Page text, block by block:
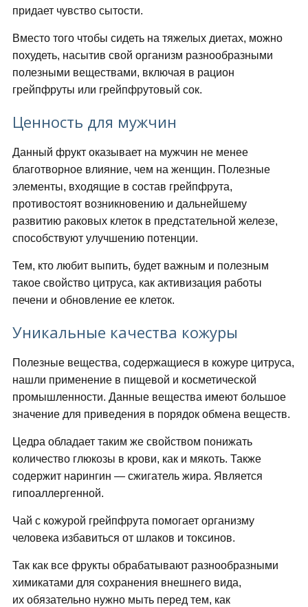
придает чувство сытости.
Вместо того чтобы сидеть на тяжелых диетах, можно
похудеть, насытив свой организм разнообразными
полезными веществами, включая в рацион
грейпфруты или грейпфрутовый сок.
Ценность для мужчин
Данный фрукт оказывает на мужчин не менее
благотворное влияние, чем на женщин. Полезные
элементы, входящие в состав грейпфрута,
противостоят возникновению и дальнейшему
развитию раковых клеток в предстательной железе,
способствуют улучшению потенции.
Тем, кто любит выпить, будет важным и полезным
такое свойство цитруса, как активизация работы
печени и обновление ее клеток.
Уникальные качества кожуры
Полезные вещества, содержащиеся в кожуре цитруса,
нашли применение в пищевой и косметической
промышленности. Данные вещества имеют большое
значение для приведения в порядок обмена веществ.
Цедра обладает таким же свойством понижать
количество глюкозы в крови, как и мякоть. Также
содержит нарингин — сжигатель жира. Является
гипоаллергенной.
Чай с кожурой грейпфрута помогает организму
человека избавиться от шлаков и токсинов.
Так как все фрукты обрабатывают разнообразными
химикатами для сохранения внешнего вида,
их обязательно нужно мыть перед тем, как